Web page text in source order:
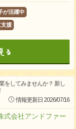
が活躍中
援
をしてみませんか？ 新し
情報更新日 2026/07/16
会社アンドファー